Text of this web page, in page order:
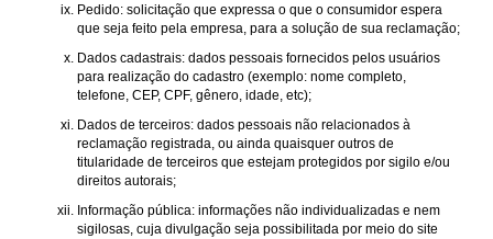
Pedido: solicitação que expressa o que o consumidor espera
que seja feito pela empresa, para a solução de sua reclamação;
Dados cadastrais: dados pessoais fornecidos pelos usuários
para realização do cadastro (exemplo: nome completo,
telefone, CEP, CPF, gênero, idade, etc);
Dados de terceiros: dados pessoais não relacionados à
reclamação registrada, ou ainda quaisquer outros de
titularidade de terceiros que estejam protegidos por sigilo e/ou
direitos autorais;
Informação pública: informações não individualizadas e nem
sigilosas, cuja divulgação seja possibilitada por meio do site